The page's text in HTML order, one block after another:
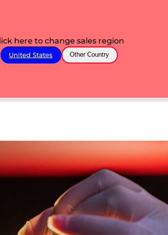
here to change sales region
United States Other Country